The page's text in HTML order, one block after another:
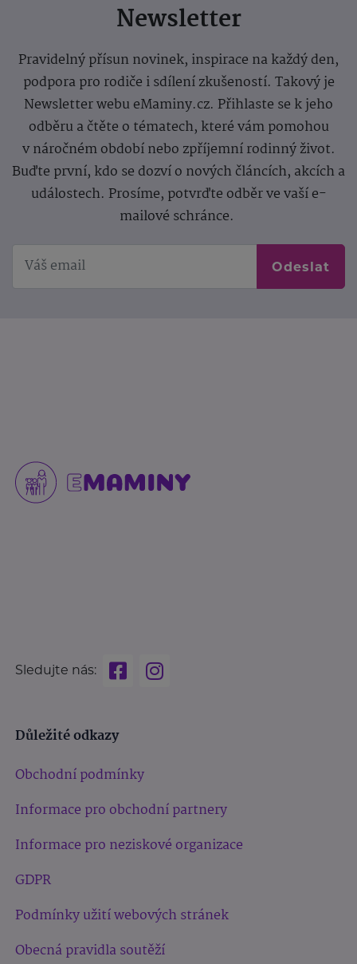
Newsletter
Pravidelný přísun novinek, inspirace na každý den,
podpora pro rodiče i sdílení zkušeností. Takový je
Newsletter webu eMaminy.cz. Přihlaste se k jeho
odběru a čtěte o tématech, které vám pomohou
v náročném období nebo zpříjemní rodinný život.
Buďte první, kdo se dozví o nových článcích, akcích a
událostech. Prosíme, potvrďte odběr ve vaší e-
mailové schránce.
Odeslat
Sledujte nás:
Důležité odkazy
Obchodní podmínky
Informace pro obchodní partnery
Informace pro neziskové organizace
GDPR
Podmínky užití webových stránek
Obecná pravidla soutěží